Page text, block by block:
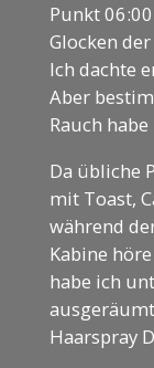
Punkt
Glocken
Ich dachte
Aber
Rauch
Da übliche
mit Toast,
während
Kabine
habe ich
Haarspray